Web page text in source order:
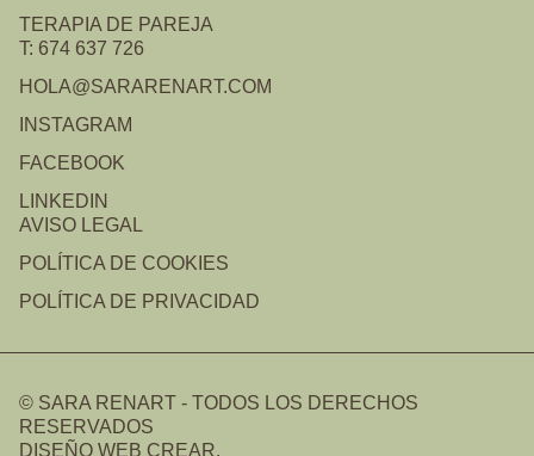
TERAPIA DE PAREJA
T: 674 637 726
HOLA@SARARENART.COM
INSTAGRAM
FACEBOOK
LINKEDIN
AVISO LEGAL
POLÍTICA DE COOKIES
POLÍTICA DE PRIVACIDAD
© SARA RENART - TODOS LOS DERECHOS
RESERVADOS
DISEÑO WEB CREAR.